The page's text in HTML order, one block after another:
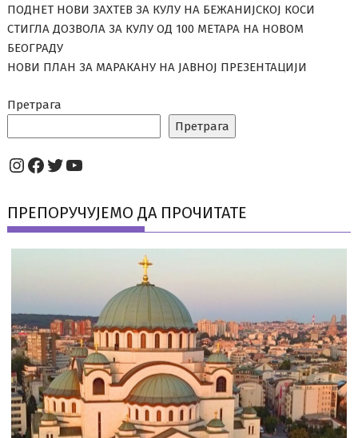
ПОДНЕТ НОВИ ЗАХТЕВ ЗА КУЛУ НА БЕЖАНИЈСКОЈ КОСИ
СТИГЛА ДОЗВОЛА ЗА КУЛУ ОД 100 МЕТАРА НА НОВОМ
БЕОГРАДУ
НОВИ ПЛАН ЗА МАРАКАНУ НА ЈАВНОЈ ПРЕЗЕНТАЦИЈИ
Претрага
Претрага
Instagram
Facebook
Twitter
YouTube
ПРЕПОРУЧУЈЕМО ДА ПРОЧИТАТЕ